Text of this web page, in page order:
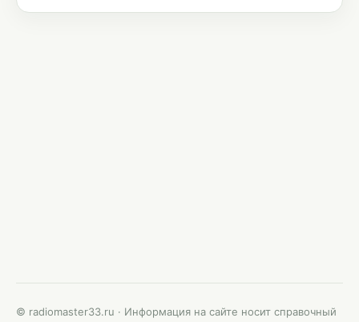
© radiomaster33.ru · Информация на сайте носит справочный